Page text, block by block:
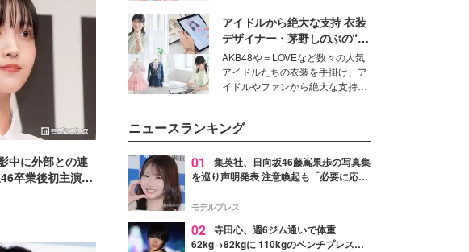
中に外部との連
卒業後初主演で
と誰かが言っ
モデル・愛甲ひかりさんと橋下美
好さんを迎えて本音で女子会トー
ク。猛暑のお出かけを快適に過ご
すヒントや、2人が感動した夏の
生理の新常識にも迫りました。
アイドルから絶大な支持 衣装
デザイナー・茅野しのぶの“可
愛い”を作る美学＜「シチズン
クロスシー」インタビュー＞
AKB48や＝LOVEなど数々の人気
アイドルたちの衣装を手掛け、ア
イドルやファンから絶大な支持を
ター・茅野しのぶ。一人ひとりの
個性に寄り添い、魅力を引き出す
衣装作りは、多くの女性たちに勇
気と自信を与え続けている。
ニュースランキング
01
集英社、日向坂46藤嶌果歩の写真集
を巡り声明発表 注意喚起も「必要に応じ
モデルプレス
02 寺田心、週6ジム通いで体重
62kg→82kgに 110kgのベンチプレス持